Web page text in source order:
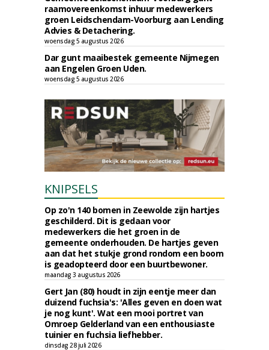
raamovereenkomst inhuur medewerkers
groen Leidschendam-Voorburg aan Lending
Advies & Detachering.
woensdag 5 augustus 2026
Dar gunt maaibestek gemeente Nijmegen
aan Engelen Groen Uden.
woensdag 5 augustus 2026
KNIPSELS
Op zo'n 140 bomen in Zeewolde zijn hartjes
geschilderd. Dit is gedaan voor
medewerkers die het groen in de
gemeente onderhouden. De hartjes geven
aan dat het stukje grond rondom een boom
is geadopteerd door een buurtbewoner.
maandag 3 augustus 2026
Gert Jan (80) houdt in zijn eentje meer dan
duizend fuchsia's: 'Alles geven en doen wat
je nog kunt'. Wat een mooi portret van
Omroep Gelderland van een enthousiaste
tuinier en fuchsia liefhebber.
dinsdag 28 juli 2026